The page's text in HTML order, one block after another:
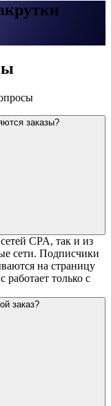
заказы?
CPA, так и из
сети. Подписчики
на страницу
только с
заказ?